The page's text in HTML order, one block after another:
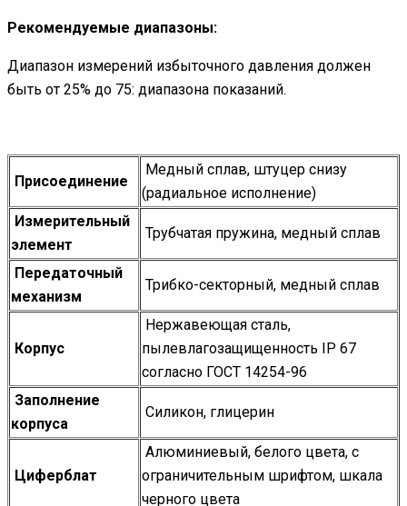
Рекомендуемые диапазоны:
Диапазон измерений избыточного давления должен
быть от 25% до 75: диапазона показаний.
Присоединение
Медный сплав, штуцер снизу
(радиальное исполнение)
Измерительный
элемент
Трубчатая пружина, медный сплав
Передаточный
механизм
Трибко-секторный, медный сплав
Корпус
Нержавеющая сталь,
пылевлагозащищенность IP 67
согласно ГОСТ 14254-96
Заполнение
корпуса
Силикон, глицерин
Циферблат
Алюминиевый, белого цвета, с
ограничительным шрифтом, шкала
черного цвета